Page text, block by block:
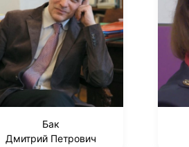
Бак
Дмитрий Петрович